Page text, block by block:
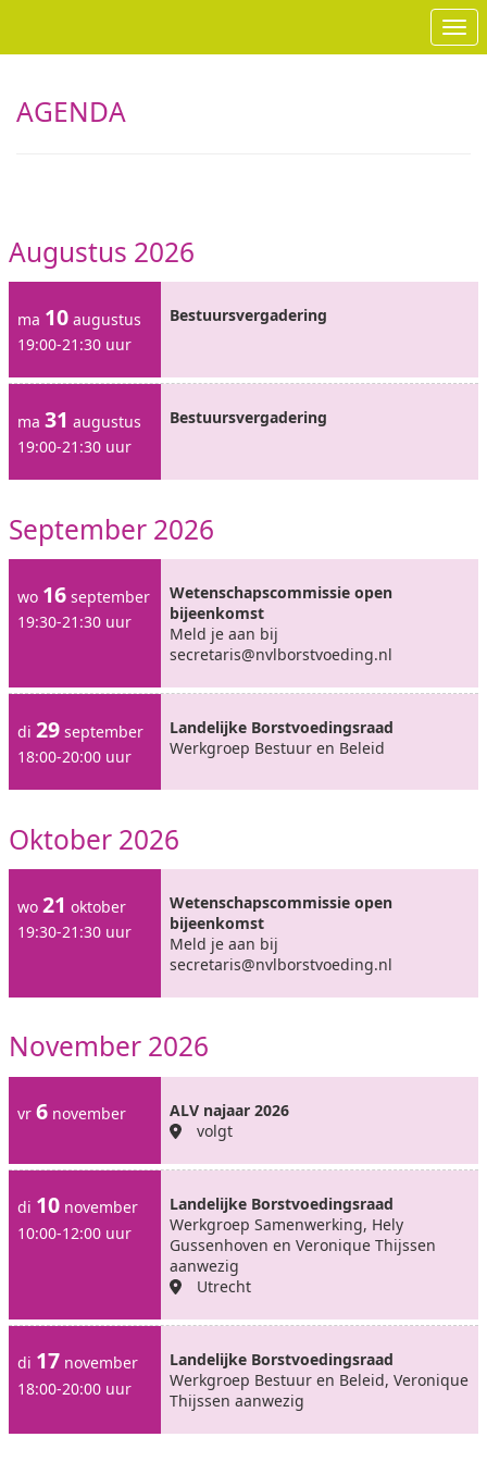
AGENDA
Augustus 2026
ma 10 augustus
19:00-21:30 uur
Bestuursvergadering
ma 31 augustus
19:00-21:30 uur
Bestuursvergadering
September 2026
wo 16 september
19:30-21:30 uur
Wetenschapscommissie open
bijeenkomst
Meld je aan bij
secretaris@nvlborstvoeding.nl
di 29 september
18:00-20:00 uur
Landelijke Borstvoedingsraad
Werkgroep Bestuur en Beleid
Oktober 2026
wo 21 oktober
19:30-21:30 uur
Wetenschapscommissie open
bijeenkomst
Meld je aan bij
secretaris@nvlborstvoeding.nl
November 2026
vr 6 november
ALV najaar 2026
volgt
di 10 november
10:00-12:00 uur
Landelijke Borstvoedingsraad
Werkgroep Samenwerking, Hely
Gussenhoven en Veronique Thijssen
aanwezig
Utrecht
di 17 november
18:00-20:00 uur
Landelijke Borstvoedingsraad
Werkgroep Bestuur en Beleid, Veronique
Thijssen aanwezig